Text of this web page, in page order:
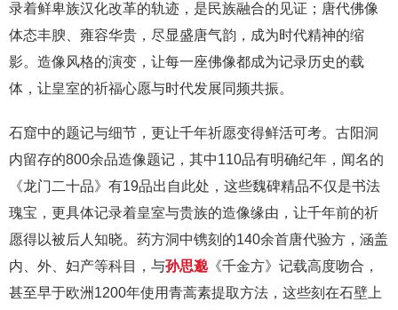
录着鲜卑族汉化改革的轨迹，是民族融合的见证；唐代佛像
体态丰腴、雍容华贵，尽显盛唐气韵，成为时代精神的缩
影。造像风格的演变，让每一座佛像都成为记录历史的载
体，让皇室的祈福心愿与时代发展同频共振。
石窟中的题记与细节，更让千年祈愿变得鲜活可考。古阳洞
内留存的800余品造像题记，其中110品有明确纪年，闻名的
《龙门二十品》有19品出自此处，这些魏碑精品不仅是书法
瑰宝，更具体记录着皇室与贵族的造像缘由，让千年前的祈
愿得以被后人知晓。药方洞中镌刻的140余首唐代验方，涵盖
内、外、妇产等科目，与孙思邈《千金方》记载高度吻合，
甚至早于欧洲1200年使用青蒿素提取方法，这些刻在石壁上